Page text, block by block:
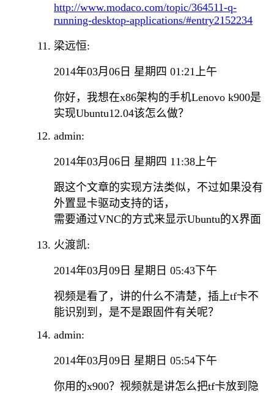
http://www.modaco.com/topic/364511-q-
running-desktop-applications/#entry2152234
梁远恒:
2014年03月06日 星期四 01:21上午
你好，我想在x86架构的手机Lenovo k900是
实现Ubuntu12.04该怎么做？
admin:
2014年03月06日 星期四 11:38上午
跟这个文章的实现方法类似，不过如果没有
外置显卡驱动支持的话，
需要通过VNC的方式来显示Ubuntu的X界面
火渡凯:
2014年03月09日 星期日 05:43下午
视频是看了，讲的什么不清楚，插上tf卡不
能识别到，是不是跟固件有关呢？
admin:
2014年03月09日 星期日 05:54下午
你用的x900？视频就是讲怎么把tf卡放到隐